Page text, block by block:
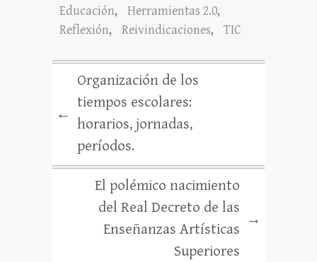
Educación, Herramientas 2.0,
Reflexión, Reivindicaciones, TIC
←
Organización de los
tiempos escolares:
horarios, jornadas,
períodos.
El polémico nacimiento
del Real Decreto de las
Enseñanzas Artísticas
Superiores
→